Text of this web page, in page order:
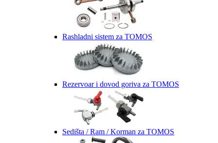
Rashladni sistem za TOMOS
Rezervoar i dovod goriva za TOMOS
Sedišta / Ram / Korman za TOMOS